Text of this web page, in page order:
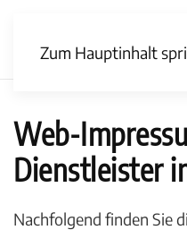
Zum Hauptinhalt
Web-
Dienstleister
Nachfolgend finden Sie